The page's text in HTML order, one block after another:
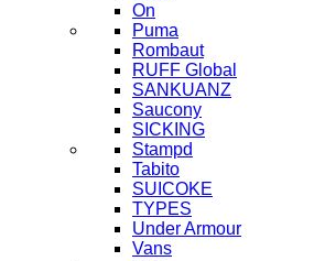
On
Puma
Rombaut
RUFF Global
SANKUANZ
Saucony
SICKING
Stampd
Tabito
SUICOKE
TYPES
Under Armour
Vans